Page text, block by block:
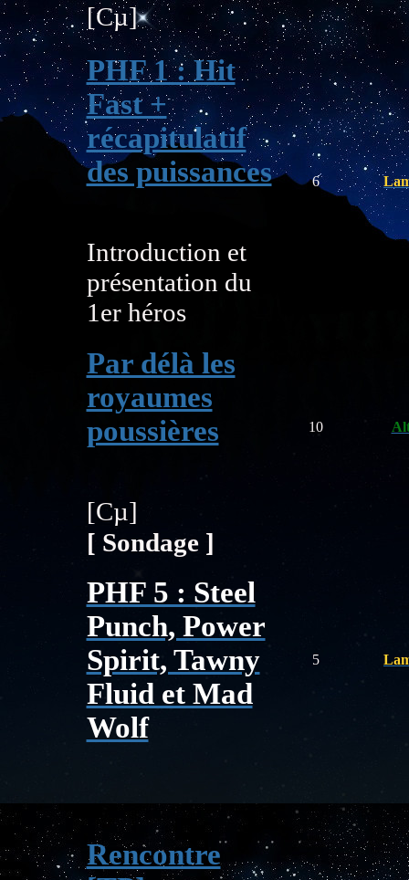
[Cµ]
PHF 1 : Hit
Fast +
récapitulatif
des puissances
Introduction et
présentation du
1er héros
6
Par délà les
royaumes
poussières
[Cµ]
10
[ Sondage ]
PHF 5 : Steel
Punch, Power
Spirit, Tawny
Fluid et Mad
Wolf
5
Rencontre